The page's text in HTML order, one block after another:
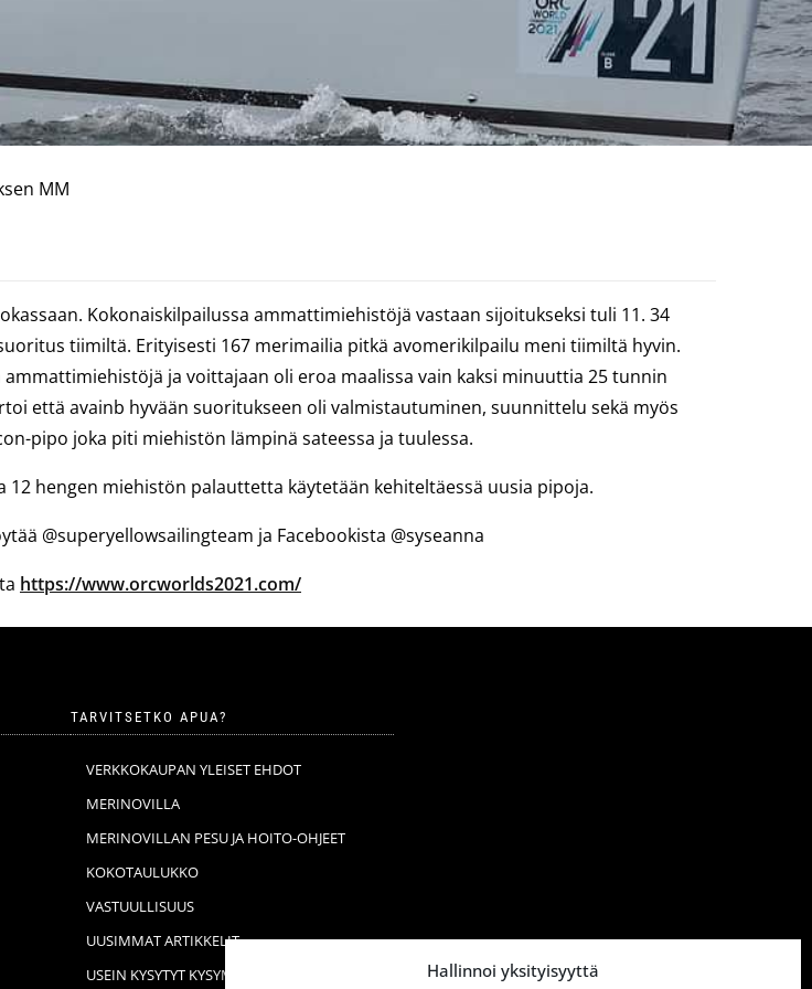
Hallinnoi yksityisyyttä
MM
Kokonaiskilpailussa ammattimiehistöjä vastaan sijoitukseksi tuli 11. 34
tiimiltä. Erityisesti 167 merimailia pitkä avomerikilpailu meni tiimiltä hyvin.
ja voittajaan oli eroa maalissa vain kaksi minuuttia 25 tunnin
että avainb hyvään suoritukseen oli valmistautuminen, suunnittelu sekä myös
pipo joka piti miehistön lämpinä sateessa ja tuulessa.
12 hengen miehistön palauttetta käytetään kehiteltäessä uusia pipoja.
@superyellowsailingteam ja Facebookista @syseanna
https://www.orcworlds2021.com/
TARVITSETKO APUA?
VERKKOKAUPAN YLEISET EHDOT
MERINOVILLA
MERINOVILLAN PESU JA HOITO-OHJEET
KOKOTAULUKKO
VASTUULLISUUS
UUSIMMAT ARTIKKELIT
USEIN KYSYTYT KYSYMYKSET